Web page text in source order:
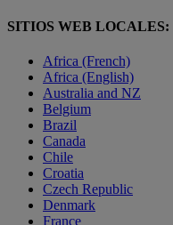
SITIOS WEB LOCALES:
Africa (French)
Africa (English)
Australia and NZ
Belgium
Brazil
Canada
Chile
Croatia
Czech Republic
Denmark
France